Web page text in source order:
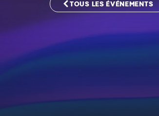
TOUS LES ÉVÉNEMENTS